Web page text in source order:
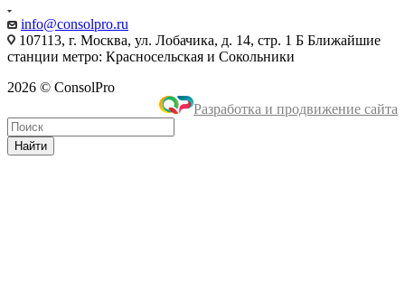
info@consolpro.ru
107113, г. Москва, ул. Лобачика, д. 14, стр. 1 Б Ближайшие
станции метро: Красносельская и Сокольники
2026 © ConsolPro
Разработка и продвижение сайта
Найти